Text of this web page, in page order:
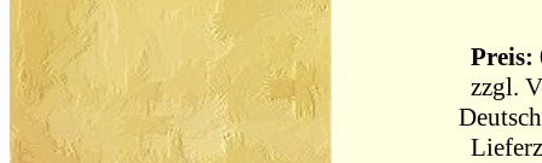
Preis:
zzgl.